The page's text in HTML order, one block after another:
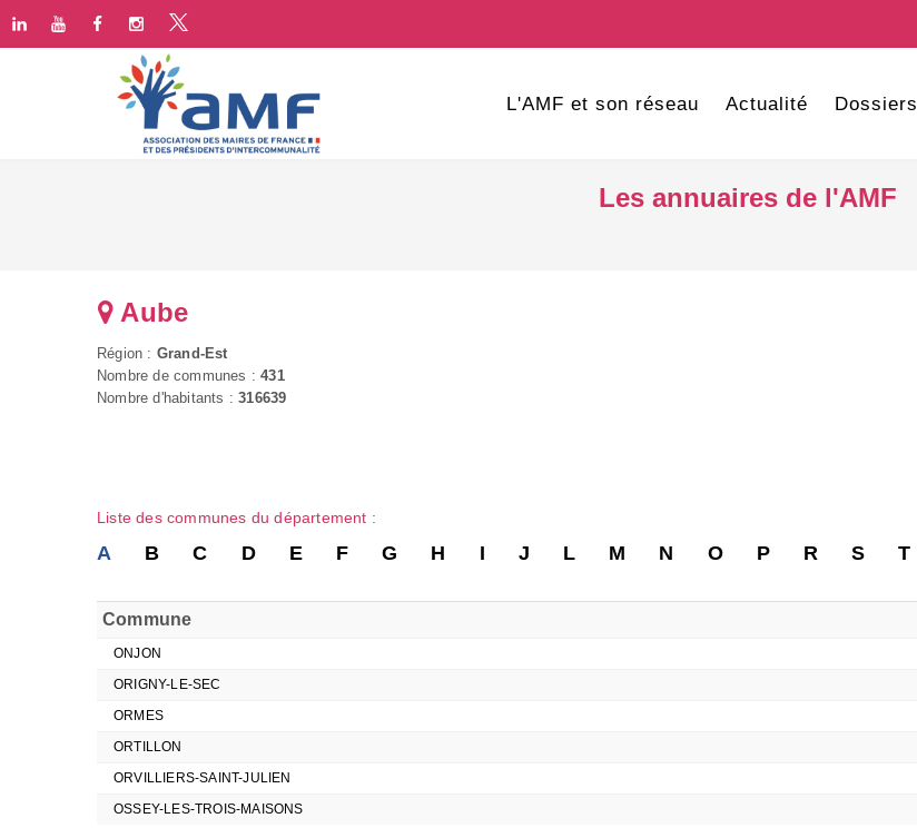
L'AMF et son réseau Actualité Dossiers
Les annuaires de l'AMF
Aube
Région : Grand-Est
Nombre de communes :431
Nombre d'habitants :316639
Liste des communes du département :
A B C D E F G H I J L M N O P R S T
Commune
ONJON
ORIGNY-LE-SEC
ORMES
ORTILLON
ORVILLIERS-SAINT-JULIEN
OSSEY-LES-TROIS-MAISONS